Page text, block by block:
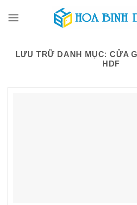
qua
LƯU TRỮ DANH MỤC: CỬA
HDF